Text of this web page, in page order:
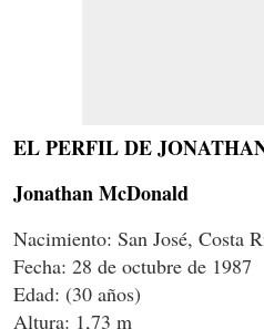
EL PERFIL DE
Jonathan McDonald
Nacimiento: San José, Costa
Fecha: 28 de octubre de 1987
Edad: (30 años)
Altura: 1,73 m